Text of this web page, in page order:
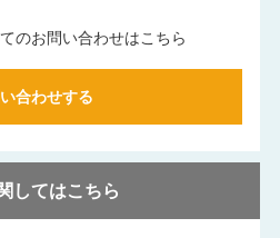
のお問い合わせはこちら
合わせする
してはこちら